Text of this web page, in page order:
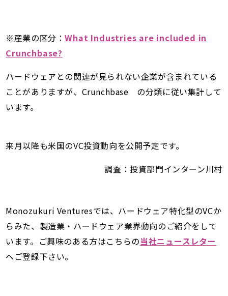
※産業の区分：What Industries are included in
Crunchbase?
ハードウェアとの関連が見られない企業が含まれている
ことがありますが、Crunchbase の分類に従い集計して
います。
来月以降も米国のVC投資動向を公開予定です。
調査：投資部門インターン川村
Monozukuri Venturesでは、ハードウェア特化型のVCか
らみた、製造業・ハードウェア業界動向のご紹介をして
います。ご興味のある方はこちらの当社ニュースレター
へご登録下さい。